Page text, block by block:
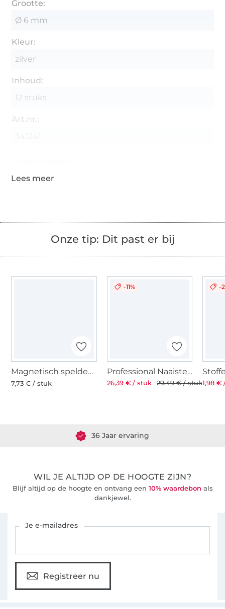
Grootte:
Ø 6 mm
Kleur:
zilver
Inhoud:
12 stuks
Art.nr.:
Onze tip: Dit past er bij
Magnetisch speldenkussen
7,73 € / stuk
-11%
Professional Naaistersschaar ST 8'' 21 cm
26,39 € / stuk 29,49 € / stuk
-
1,98 €
36 Jaar ervaring
WIL JE ALTIJD OP DE HOOGTE ZIJN?
Blijf altijd op de hoogte en ontvang een 10% waardebon als
dankjewel.
Je e-mailadres
Registreer nu